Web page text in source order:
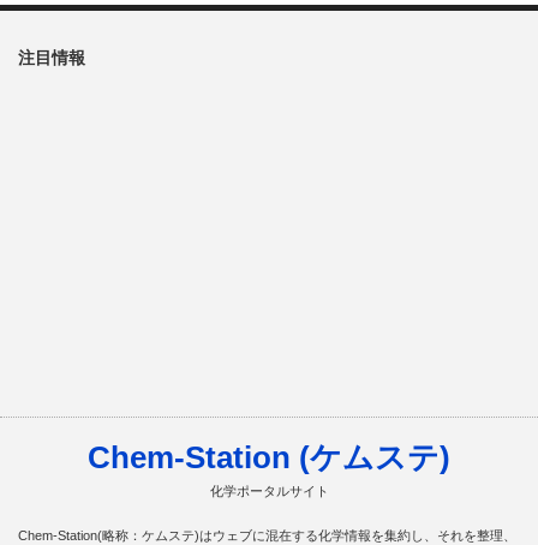
注目情報
Chem-Station (ケムステ)
化学ポータルサイト
Chem-Station(略称：ケムステ)はウェブに混在する化学情報を集約し、それを整理、